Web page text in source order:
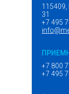
31
+7 495
+7 800
+7 495